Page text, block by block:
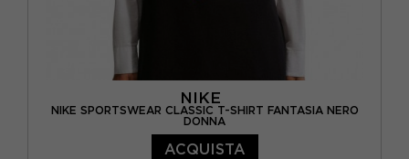
NIKE
NIKE SPORTSWEAR CLASSIC T-SHIRT FANTASIA NERO
DONNA
ACQUISTA